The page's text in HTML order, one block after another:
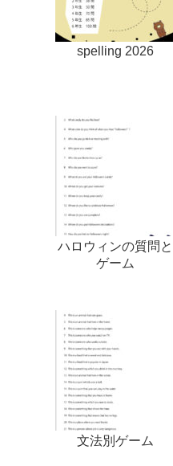
spelling 2026
ハロウィンの質問と
ゲーム
文法別ゲーム